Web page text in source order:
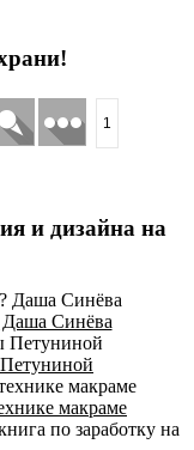
1
и дизайна на
Даша Синёва
макраме